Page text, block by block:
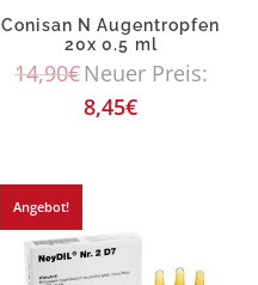
Conisan N Augentropfen
20x 0.5 ml
14,90€Neuer Preis:
8,45€
Angebot!